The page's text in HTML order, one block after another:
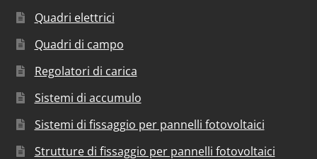
Quadri elettrici
Quadri di campo
Regolatori di carica
Sistemi di accumulo
Sistemi di fissaggio per pannelli fotovoltaici
Strutture di fissaggio per pannelli fotovoltaici